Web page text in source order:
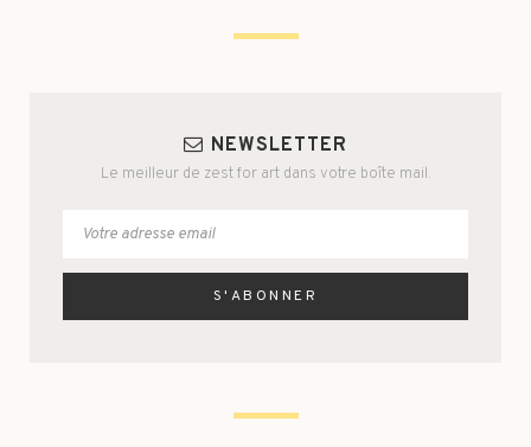
NEWSLETTER
Le meilleur de zest for art dans votre boîte mail.